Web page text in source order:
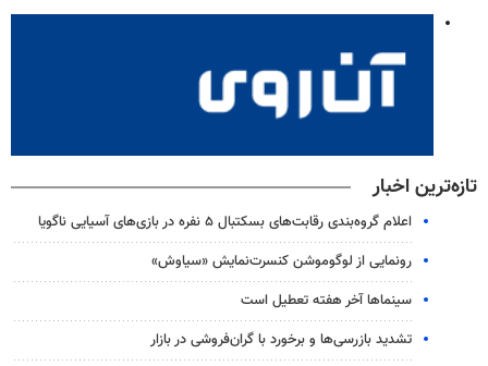
تازه‌ترین اخبار
اعلام گروه‌بندی رقابت‌های بسکتبال ۵ نفره در بازی‌های آسیایی ناگویا
رونمایی از لوگوموشن کنسرت‌نمایش «سیاوش»
سینماها آخر هفته تعطیل است
تشدید بازرسی‌ها و برخورد با گران‌فروشی در بازار